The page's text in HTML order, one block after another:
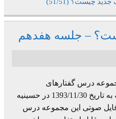
– جلسه هفدهم
درس گفتارهای
«هرمنوتیک جدید چیست؟» که به تاریخ 1393/11/30 در حسینیه
فایل صوتی این مجموعه درس